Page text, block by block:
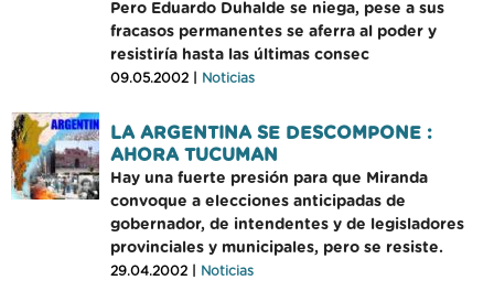
Pero Eduardo Duhalde se niega, pese a sus
fracasos permanentes se aferra al poder y
resistiría hasta las últimas consec
09.05.2002 | Noticias
LA ARGENTINA SE DESCOMPONE :
AHORA TUCUMAN
Hay una fuerte presión para que Miranda
convoque a elecciones anticipadas de
gobernador, de intendentes y de legisladores
provinciales y municipales, pero se resiste.
29.04.2002 | Noticias